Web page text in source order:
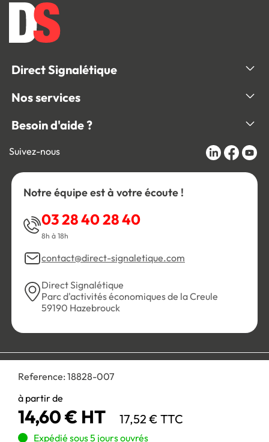
Reference: 18828-007
à partir de
14,60 € HT 17,52 € TTC
Expédié sous 5 jours ouvrés
Direct Signalétique
Nos services
Besoin d'aide ?
Suivez-nous
Notre équipe est à votre écoute !
03 28 40 28 40
8h à 18h
contact@direct-signaletique.com
Direct Signalétique
Parc d'activités économiques de la Creule
59190 Hazebrouck
Personnaliser les cookies
Paiement 100% sécurisé :